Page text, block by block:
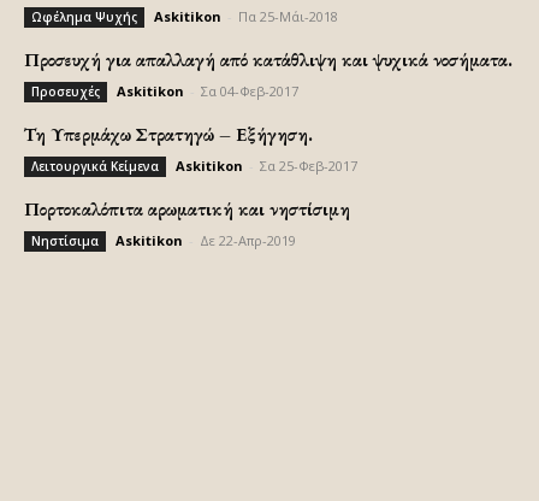
Ωφέλημα Ψυχής Askitikon Πα 25-Μάι-2018
Προσευχή για απαλλαγή από κατάθλιψη και ψυχικά νοσήματα.
Προσευχές Askitikon Σα 04-Φεβ-2017
Τη Υπερμάχω Στρατηγώ – Εξήγηση.
Λειτουργικά Κείμενα Askitikon Σα 25-Φεβ-2017
Πορτοκαλόπιτα αρωματική και νηστίσιμη
Νηστίσιμα Askitikon Δε 22-Απρ-2019